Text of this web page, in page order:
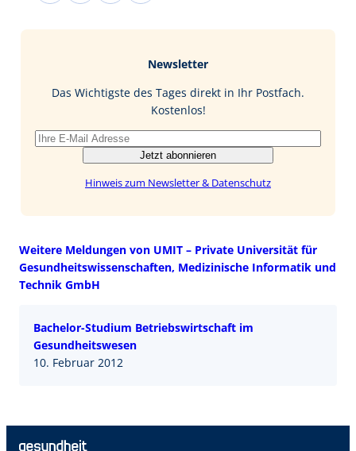
I
Newsletter
Das Wichtigste des Tages direkt in Ihr Postfach.
Kostenlos!
Jetzt abonnieren
Hinweis zum Newsletter & Datenschutz
Weitere Meldungen von UMIT – Private Universität für
Gesundheitswissenschaften, Medizinische Informatik und
Technik GmbH
Bachelor-Studium Betriebswirtschaft im
Gesundheitswesen
10. Februar 2012